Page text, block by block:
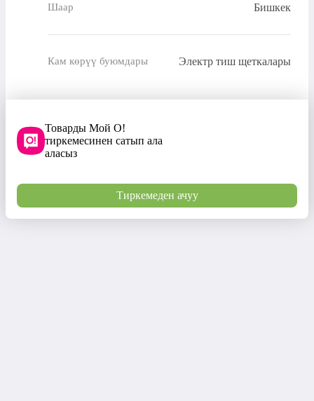
Шаар Бишкек
Кам көрүү буюмдары Электр тиш щеткалары
Товарды Мой О!
тиркемесинен сатып ала
аласыз
Тиркемеден ачуу